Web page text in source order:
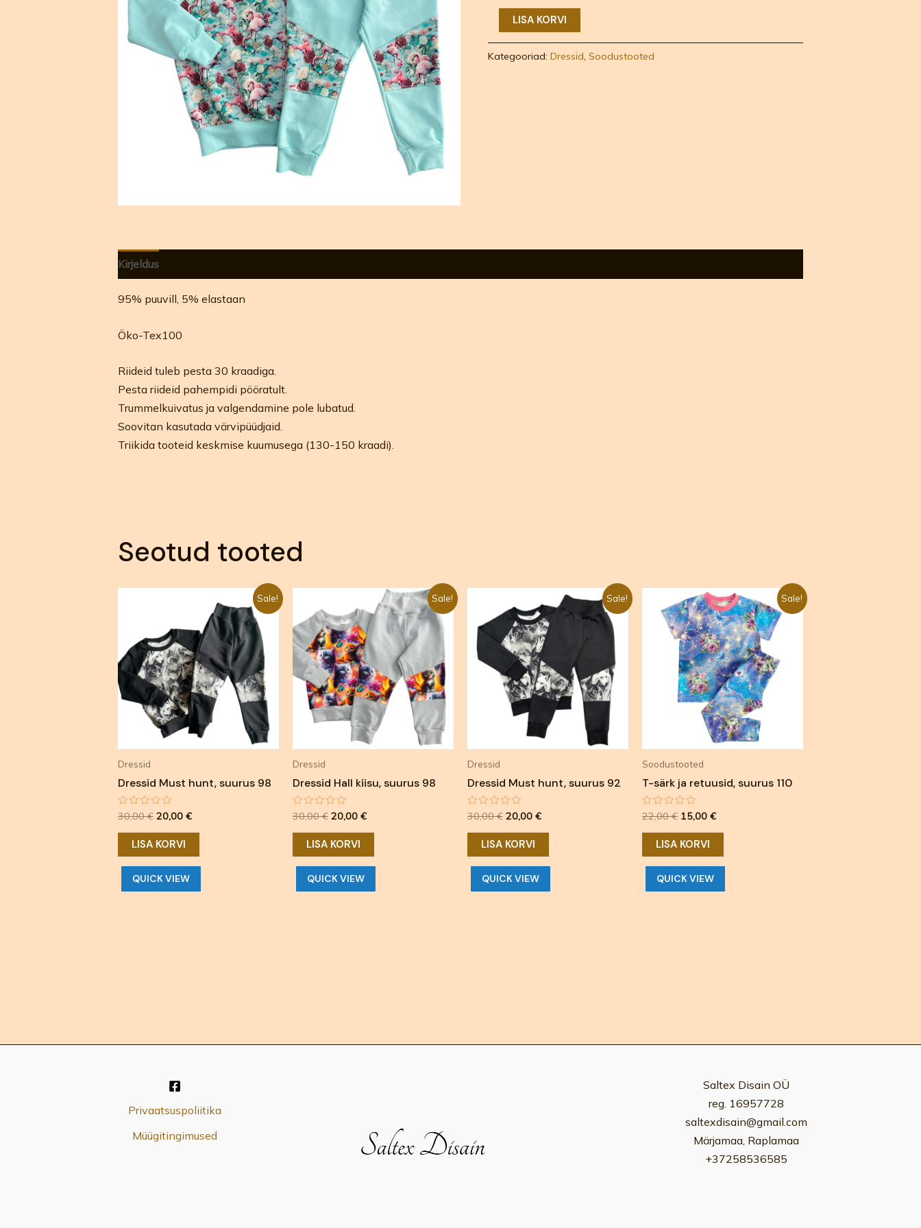
LISA KORVI
Kategooriad: Dressid, Soodustooted
Kirjeldus
95% puuvill, 5% elastaan
Öko-Tex100
Riideid tuleb pesta 30 kraadiga.
Pesta riideid pahempidi pööratult.
Trummelkuivatus ja valgendamine pole lubatud.
Soovitan kasutada värvipüüdjaid.
Triikida tooteid keskmise kuumusega (130-150 kraadi).
Seotud tooted
Sale!
Dressid
Dressid Must hunt, suurus 98
Hinnanguga
/
30,00€
30,00 €.
20,00 €
20,00 €.
LISA KORVI
QUICK VIEW
Sale!
Dressid
Dressid Hall kiisu, suurus 98
Hinnanguga
/
30,00€
oli:
30,00 €.
20,00 €
Praegune
hind
on:
20,00 €.
LISA KORVI
QUICK VIEW
Sale!
Dressid
Dressid Must hunt, suurus 92
Hinnanguga
/
30,00€
hind
oli:
30,00 €.
20,00 €
Praegune
hind
on:
20,00 €.
LISA KORVI
QUICK VIEW
Sale!
Soodustooted
T-särk ja retuusid, suurus 110
Hinnanguga
/
22,00€
Algne
hind
oli:
22,00 €.
15,00 €
Praegune
hind
on:
15,00 €.
LISA KORVI
QUICK VIEW
Privaatsuspoliitika
Müügitingimused
Saltex Disain OÜ
reg. 16957728
saltexdisain@gmail.com
Märjamaa, Raplamaa
+37258536585